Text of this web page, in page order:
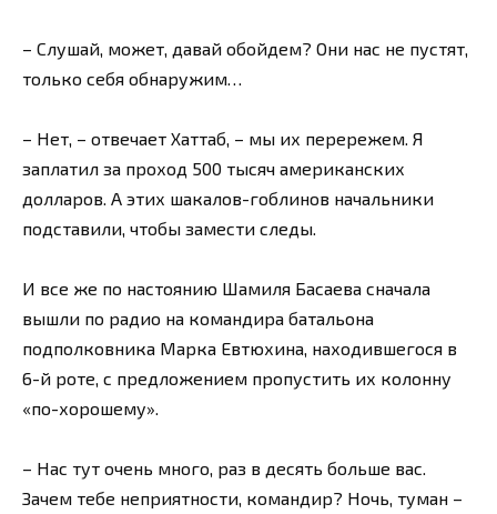
– Слушай, может, давай обойдем? Они нас не пустят,
только себя обнаружим…
– Нет, – отвечает Хаттаб, – мы их перережем. Я
заплатил за проход 500 тысяч американских
долларов. А этих шакалов-гоблинов начальники
подставили, чтобы замести следы.
И все же по настоянию Шамиля Басаева сначала
вышли по радио на командира батальона
подполковника Марка Евтюхина, находившегося в
6-й роте, с предложением пропустить их колонну
«по-хорошему».
– Нас тут очень много, раз в десять больше вас.
Зачем тебе неприятности, командир? Ночь, туман –